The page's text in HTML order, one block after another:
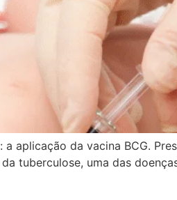
aplicação da vacina BCG.
tuberculose, uma das